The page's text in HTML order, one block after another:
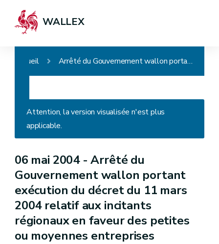
WALLEX
Accueil Arrêté du Gouvernement wallon portant exécution du décret du 11 mars 2004 relatif aux incitants régionaux en faveur des petites ou moyennes entreprises
Attention, la version visualisée n'est plus
applicable.
06 mai 2004 -Arrêté du
Gouvernement wallon portant
exécution du décret du 11 mars
2004 relatif aux incitants
régionaux en faveur des petites
ou moyennes entreprises